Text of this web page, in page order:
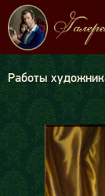
Работы